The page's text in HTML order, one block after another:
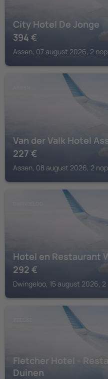
City Hotel De Jonge
394 €
Assen, 07 august 2026, 2
Van der Valk Hotel
227 €
Assen, 08 august 2026, 2
Hotel en Restaurant
292 €
Dwingeloo, 15 august 2026,
Fletcher Hotel -
Duinen